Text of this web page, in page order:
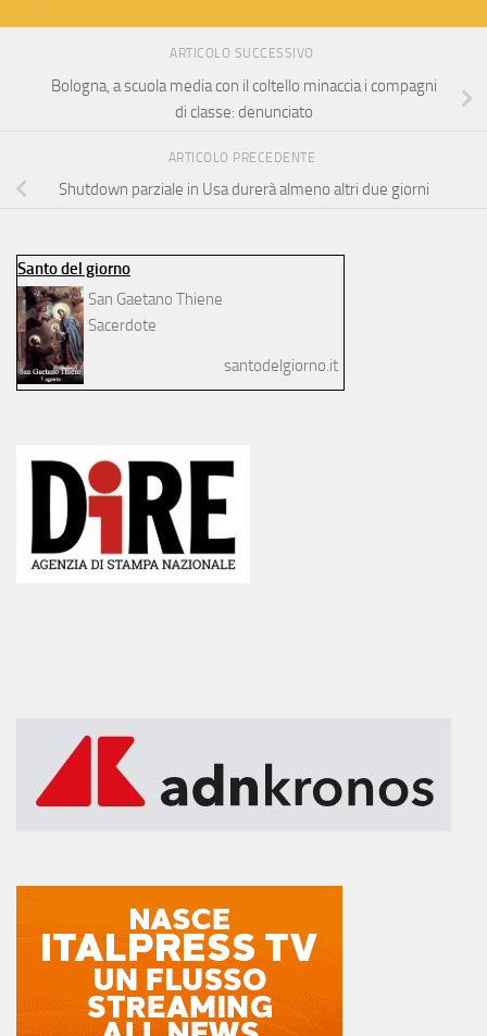
ARTICOLO SUCCESSIVO
Bologna, a scuola media con il coltello minaccia i compagni
di classe: denunciato
ARTICOLO PRECEDENTE
Shutdown parziale in Usa durerà almeno altri due giorni
Santo del giorno
San Gaetano Thiene
Sacerdote
santodelgiorno.it